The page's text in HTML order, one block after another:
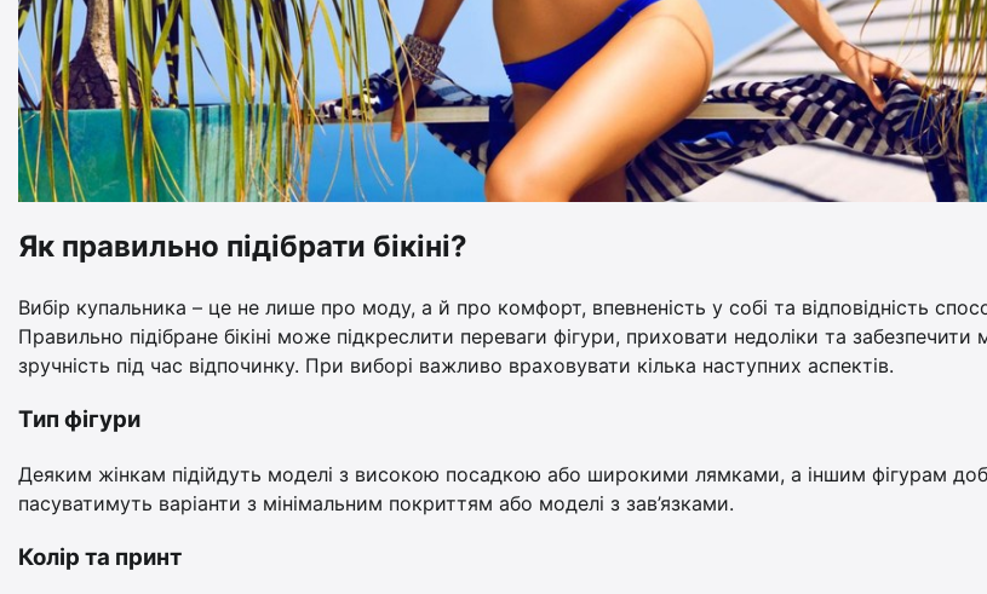
Як правильно підібрати бікіні?
Вибір купальника – це не лише про моду, а й про комфорт, впевненість у собі та відповідність
Правильно підібране бікіні може підкреслити переваги фігури, приховати недоліки та
зручність під час відпочинку. При виборі важливо враховувати кілька наступних аспектів.
Тип фігури
Деяким жінкам підійдуть моделі з високою посадкою або широкими лямками, а іншим фігурам
пасуватимуть варіанти з мінімальним покриттям або моделі з зав’язками.
Колір та принт